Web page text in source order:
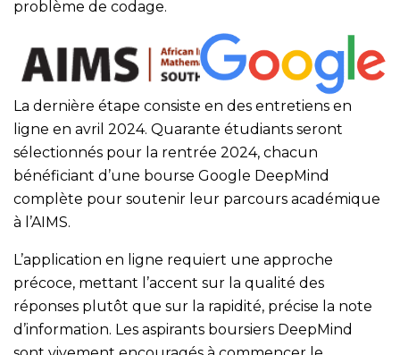
problème de codage.
La dernière étape consiste en des entretiens en
ligne en avril 2024. Quarante étudiants seront
sélectionnés pour la rentrée 2024, chacun
bénéficiant d’une bourse Google DeepMind
complète pour soutenir leur parcours académique
à l’AIMS.
L’application en ligne requiert une approche
précoce, mettant l’accent sur la qualité des
réponses plutôt que sur la rapidité, précise la note
d’information. Les aspirants boursiers DeepMind